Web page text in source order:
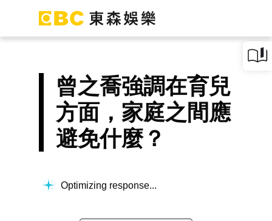
曾之喬強調在育兒
方面，家庭之間應
避免什麼？
Optimizing response...